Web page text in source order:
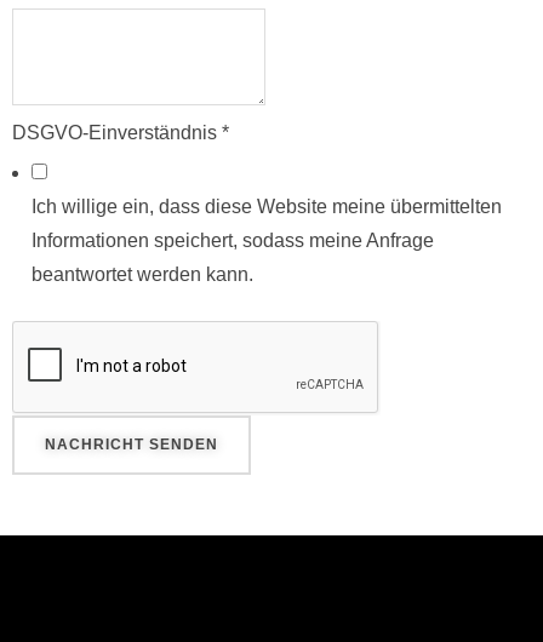
DSGVO-Einverständnis *
Ich willige ein, dass diese Website meine übermittelten
Informationen speichert, sodass meine Anfrage
beantwortet werden kann.
NACHRICHT SENDEN